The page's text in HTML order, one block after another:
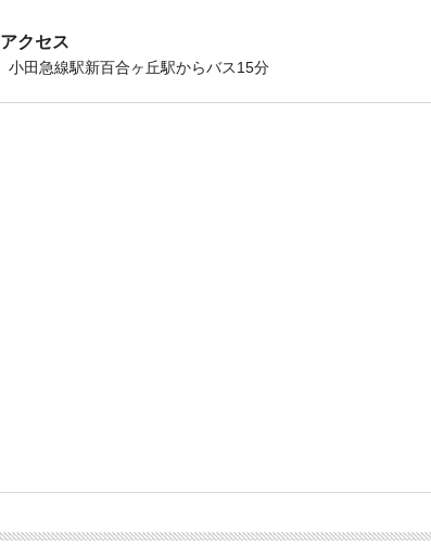
アクセス
小田急線駅新百合ヶ丘駅からバス15分